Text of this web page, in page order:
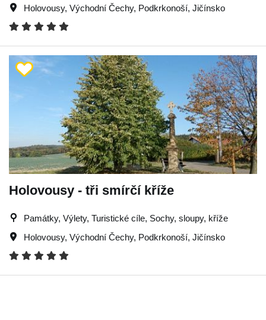
Holovousy, Východní Čechy, Podkrkonoší, Jičínsko
Holovousy - tři smírčí kříže
Památky, Výlety, Turistické cíle, Sochy, sloupy, kříže
Holovousy, Východní Čechy, Podkrkonoší, Jičínsko